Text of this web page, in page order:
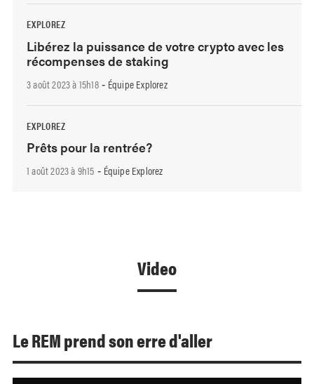
EXPLOREZ
Libérez la puissance de votre crypto avec les
récompenses de staking
3 août 2023 à 15h18- Équipe Explorez
EXPLOREZ
Prêts pour la rentrée?
1 août 2023 à 9h15 - Équipe Explorez
Video
Le REM prend son erre d'aller